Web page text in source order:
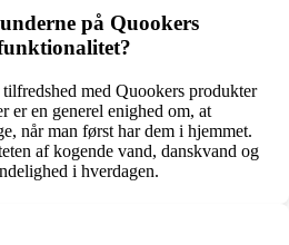
på Quookers
med Quookers produkter
er en generel enighed om, at
når man først har dem i hjemmet.
af kogende vand, danskvand og
i hverdagen.